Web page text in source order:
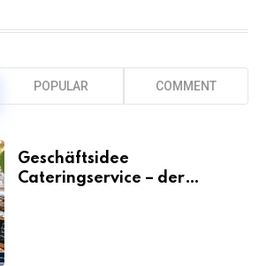
POPULAR COMMENT
Geschäftsidee
Cateringservice – der